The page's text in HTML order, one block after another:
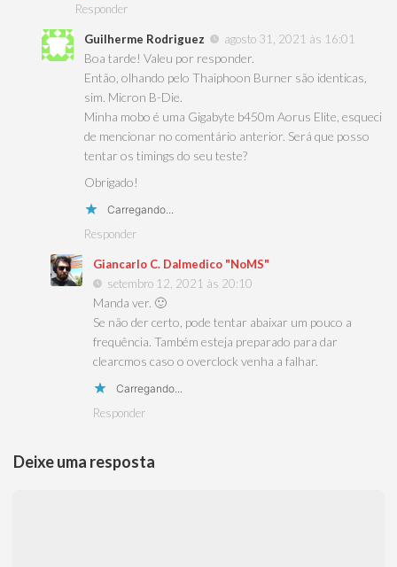
Responder
Guilherme Rodriguez agosto 31, 2021 às 16:01
Boa tarde! Valeu por responder.
Então, olhando pelo Thaiphoon Burner são identicas,
sim. Micron B-Die.
Minha mobo é uma Gigabyte b450m Aorus Elite, esqueci
de mencionar no comentário anterior. Será que posso
tentar os timings do seu teste?
Obrigado!
Carregando...
Responder
Giancarlo C. Dalmedico "NoMS"
setembro 12, 2021 às 20:10
Manda ver. 🙂
Se não der certo, pode tentar abaixar um pouco a
frequência. Também esteja preparado para dar
clearcmos caso o overclock venha a falhar.
Carregando...
Responder
Deixe uma resposta